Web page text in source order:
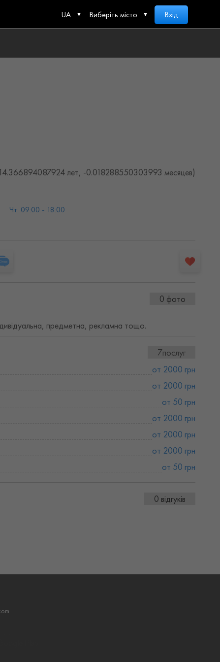
UA Виберіть місто Вхід
лет, -0.018288550303993 месяцев)
Чт: 09:00 - 18:00
0 фото
предметна, рекламна тощо.
7послуг
от 2000 грн
от 2000 грн
от 50 грн
от 2000 грн
от 2000 грн
от 2000 грн
от 50 грн
0 відгуків